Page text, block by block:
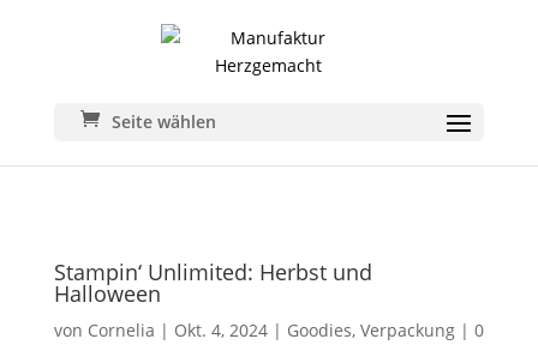
Seite wählen
Stampin‘ Unlimited: Herbst und
Halloween
von Cornelia | Okt. 4, 2024| Goodies, Verpackung| 0